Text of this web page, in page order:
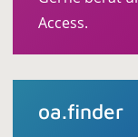
Access.
oa.finder